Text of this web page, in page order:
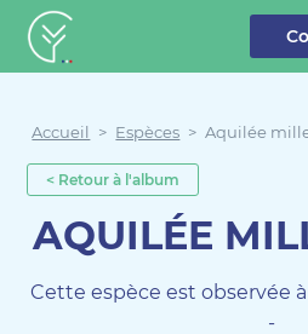
Créateur de forêt
Accueil > Espèces > Aquilée
< Retour à l'album
AQUILÉE
Cette espèce est observée à
-